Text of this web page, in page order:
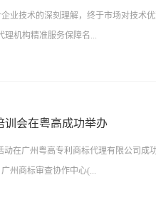
业技术的深刻理解，终于市场对技术
理机构精准服务保障名...
高愿结合一线实务，分享如何通过高质
懂产业、懂竞争。我们的工作，是将研
的权利要求，以及支持权利要求的文件
训会在粤高成功举办
在广州粤高专利商标代理有限公司成
州商标审查协作中心(...